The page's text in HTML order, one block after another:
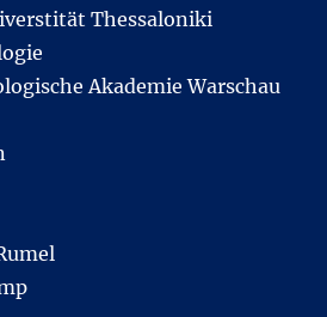
Thessaloniki
Akademie Warschau